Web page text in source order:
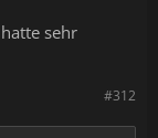
sehr
#312